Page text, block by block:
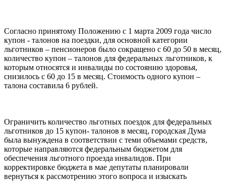
Согласно принятому Положению с 1 марта 2009 года число
купон - талонов на поездки, для основной категории
льготников – пенсионеров было сокращено с 60 до 50 в месяц,
количество купон – талонов для федеральных льготников, к
которым относятся и инвалиды по состоянию здоровья,
снизилось с 60 до 15 в месяц. Стоимость одного купон –
талона составила 6 рублей.
Ограничить количество льготных поездок для федеральных
льготников до 15 купон- талонов в месяц, городская Дума
была вынуждена в соответствии с теми объемами средств,
которые направляются федеральным бюджетом для
обеспечения льготного проезда инвалидов. При
корректировке бюджета в мае депутаты планировали
вернуться к рассмотрению этого вопроса и изыскать